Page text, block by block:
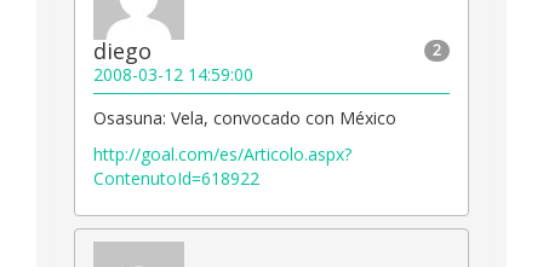
2
diego
2008-03-12 14:59:00
Osasuna: Vela, convocado con México
http://goal.com/es/Articolo.aspx?
ContenutoId=618922